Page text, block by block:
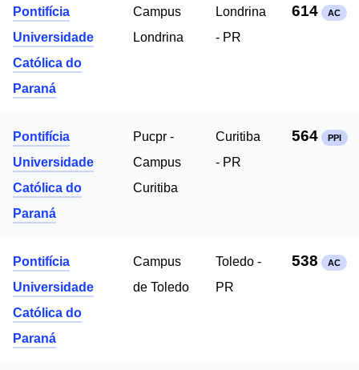
Pontifícia
Universidade
Católica do
Paraná
Campus
Londrina
Londrina
- PR
614 AC
Pontifícia
Universidade
Católica do
Paraná
Pucpr -
Campus
Curitiba
Curitiba
- PR
564 PPI
Pontifícia
Universidade
Católica do
Paraná
Campus
de Toledo
Toledo -
PR
538 AC